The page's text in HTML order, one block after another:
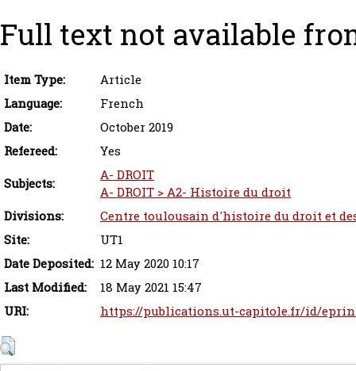
Full text not available
Item Type:
Article
Language:
French
Date:
October 2019
Refereed:
Yes
Subjects:
A- DROIT
A- DROIT > A2- Histoire du droit
Divisions:
Centre toulousain d'histoire du droit et
Site:
UT1
Date Deposited: 12 May 2020 10:17
Last Modified:
18 May 2021 15:47
URI:
https://publications.ut-capitole.fr/id/